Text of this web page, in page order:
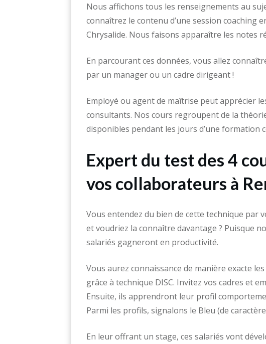
Nous affichons tous les renseignements au
connaîtrez le contenu d’une session coaching
Chrysalide. Nous faisons apparaître les notes
En parcourant ces données, vous allez
par un manager ou un cadre dirigeant !
Employé ou agent de maîtrise peut apprécier
consultants. Nos cours regroupent de la
disponibles pendant les jours d’une formation
Expert du test des 4
vos collaborateurs à
Vous entendez du bien de cette technique par
et voudriez la connaître davantage ? Puisque
salariés gagneront en productivité.
Vous aurez connaissance de manière exacte
grâce à technique DISC. Invitez vos cadres et
Ensuite, ils apprendront leur profil
Parmi les profils, signalons le Bleu (de
En leur offrant un stage, ces salariés vont